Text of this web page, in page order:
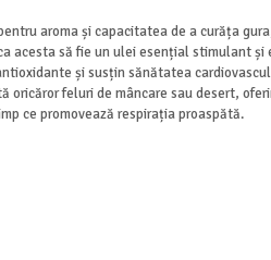
aroma și capacitatea de a curăța
acesta să fie un ulei esențial stimulant și
și susțin sănătatea
feluri de mâncare sau desert,
ce promovează respirația proaspătă.